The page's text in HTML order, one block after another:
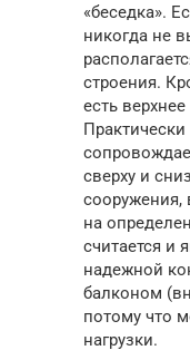
«беседка».
никогда не
строения.
есть
сверху и
на
считается и
надежной
балконом
потому что
нагрузки.